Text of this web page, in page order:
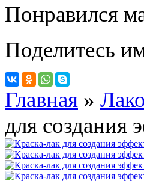
Понравился
Поделитесь
Главная »
для создания